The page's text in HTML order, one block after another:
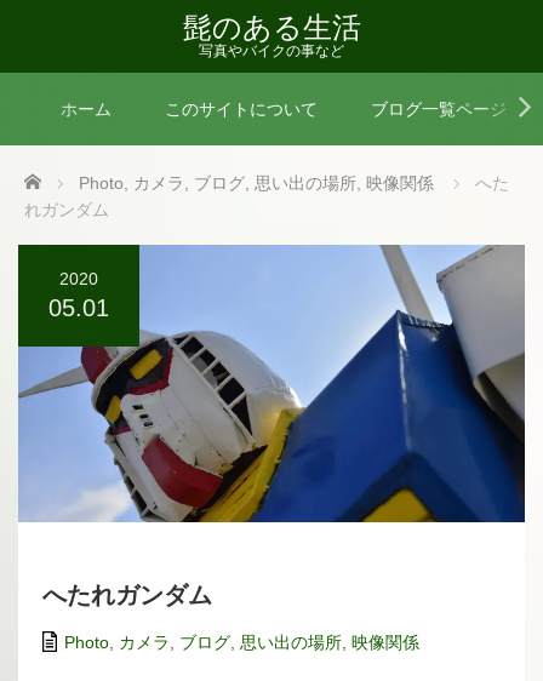
髭のある生活
写真やバイクの事など
ホーム このサイトについて ブログ一覧ページ
Home Photo カメラ ブログ 思い出の場所 映像関係
へた
れガンダム
2020
05.01
へたれガンダム
Photo カメラ ブログ 思い出の場所 映像関係